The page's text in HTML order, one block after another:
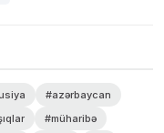
#azərbaycan
#müharibə